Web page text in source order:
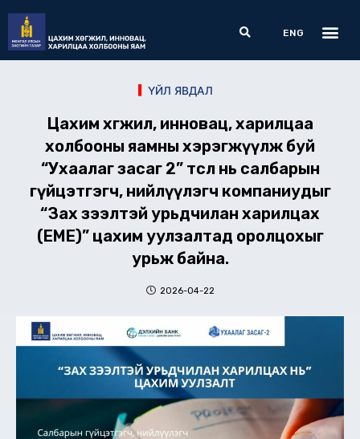
content
Search
ENG
ҮЙЛ ЯВДАЛ
Цахим хөгжил, инновац, харилцаа
холбооны яамны хэрэгжүүлж буй
“Ухаалаг засаг 2” төсөл нь салбарын
гүйцэтгэгч, нийлүүлэгч компаниудыг
“Зах зээлтэй урьдчилан харилцах
(EME)” цахим уулзалтад оролцохыг
урьж байна.
2026-04-22